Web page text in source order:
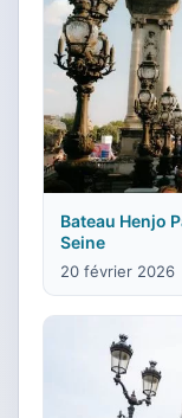
Bateau Henjo
Seine
20 février 2026